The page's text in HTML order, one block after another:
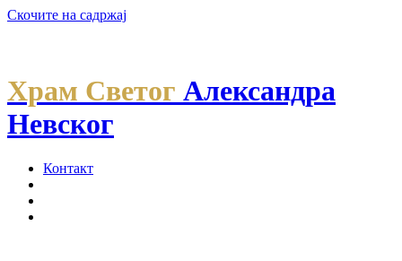
Скочите на садржај
Храм Светог Александра
Невског
Контакт